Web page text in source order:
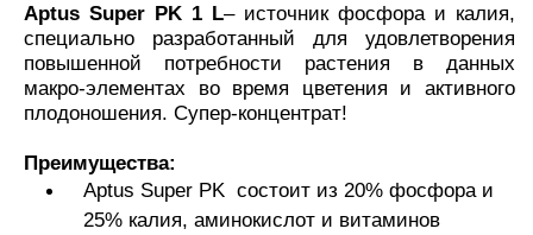
Aptus Super PK 1 L– источник фосфора и калия,
специально разработанный для удовлетворения
повышенной потребности растения в данных
макро-элементах во время цветения и активного
плодоношения. Супер-концентрат!
Преимущества:
Aptus Super PK состоит из 20% фосфора и
25% калия, аминокислот и витаминов